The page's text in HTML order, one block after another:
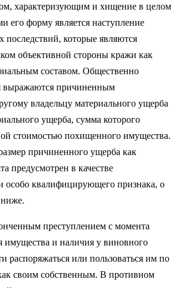
характеризующим и хищение в целом
его форму является наступление
последствий, которые являются
объективной стороны кражи как
составом. Общественно
выражаются причиненным
владельцу материального ущерба
ущерба, сумма которого
стоимостью похищенного имущества.
причиненного ущерба как
предусмотрен в качестве
квалифицирующего признака, о
ниже.
преступлением с момента
имущества и наличия у виновного
распоряжаться или пользоваться им по
своим собственным. В противном